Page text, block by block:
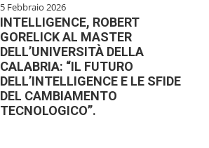
5 Febbraio 2026
INTELLIGENCE, ROBERT
GORELICK AL MASTER
DELL’UNIVERSITÀ DELLA
CALABRIA: “IL FUTURO
DELL’INTELLIGENCE E LE SFIDE
DEL CAMBIAMENTO
TECNOLOGICO”.